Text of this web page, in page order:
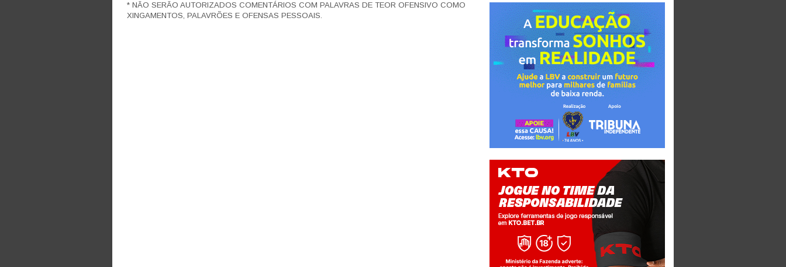
* NÃO SERÃO AUTORIZADOS COMENTÁRIOS COM PALAVRAS DE TEOR OFENSIVO COMO
XINGAMENTOS, PALAVRÕES E OFENSAS PESSOAIS.